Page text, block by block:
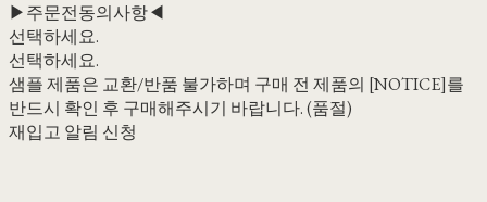
▶주문전동의사항◀
선택하세요.
선택하세요.
샘플 제품은 교환/반품 불가하며 구매 전 제품의 [NOTICE]를
반드시 확인 후 구매해주시기 바랍니다. (품절)
재입고 알림 신청